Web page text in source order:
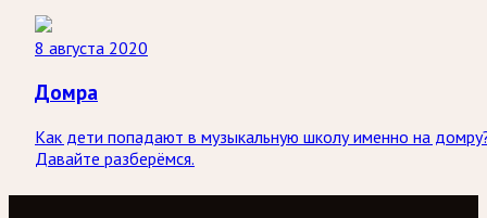
8 августа 2020
Домра
Как дети попадают в музыкальную школу именно на
Давайте разберёмся.